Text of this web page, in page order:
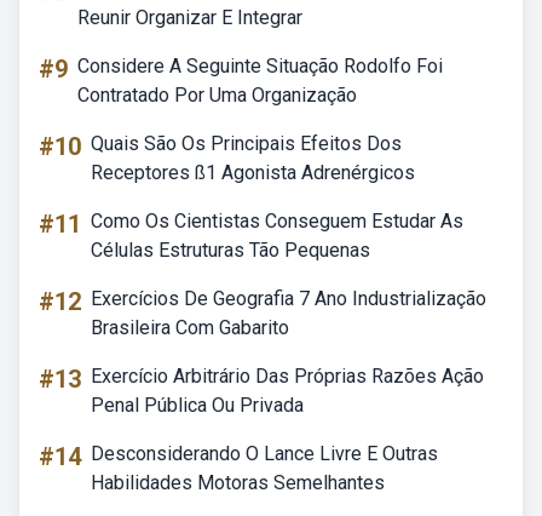
Reunir Organizar E Integrar
#9 Considere A Seguinte Situação Rodolfo Foi
Contratado Por Uma Organização
#10 Quais São Os Principais Efeitos Dos
Receptores ß1 Agonista Adrenérgicos
#11 Como Os Cientistas Conseguem Estudar As
Células Estruturas Tão Pequenas
#12 Exercícios De Geografia 7 Ano Industrialização
Brasileira Com Gabarito
#13 Exercício Arbitrário Das Próprias Razões Ação
Penal Pública Ou Privada
#14 Desconsiderando O Lance Livre E Outras
Habilidades Motoras Semelhantes